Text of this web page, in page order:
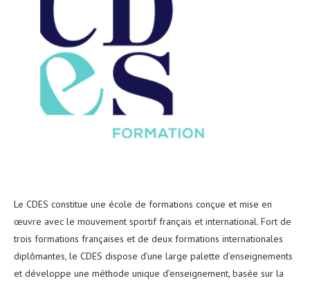
Le CDES constitue une école de formations conçue et mise en
œuvre avec le mouvement sportif français et international. Fort de
trois formations françaises et de deux formations internationales
diplômantes, le CDES dispose d’une large palette d’enseignements
et développe une méthode unique d’enseignement, basée sur la